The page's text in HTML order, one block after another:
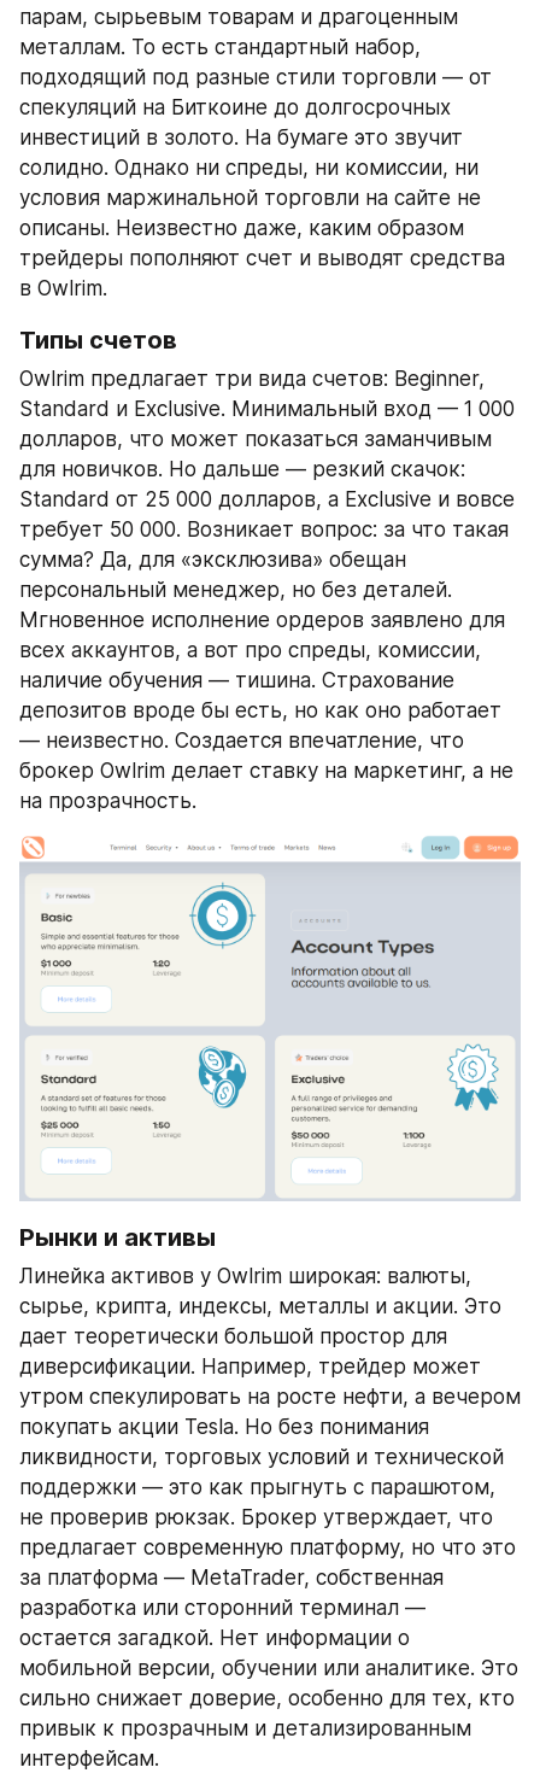
парам, сырьевым товарам и драгоценным
металлам. То есть стандартный набор,
подходящий под разные стили торговли — от
спекуляций на Биткоине до долгосрочных
инвестиций в золото. На бумаге это звучит
солидно. Однако ни спреды, ни комиссии, ни
условия маржинальной торговли на сайте не
описаны. Неизвестно даже, каким образом
трейдеры пополняют счет и выводят средства
в Owlrim.
Типы счетов
Owlrim предлагает три вида счетов: Beginner,
Standard и Exclusive. Минимальный вход — 1 000
долларов, что может показаться заманчивым
для новичков. Но дальше — резкий скачок:
Standard от 25 000 долларов, а Exclusive и вовсе
требует 50 000. Возникает вопрос: за что такая
сумма? Да, для «эксклюзива» обещан
персональный менеджер, но без деталей.
Мгновенное исполнение ордеров заявлено для
всех аккаунтов, а вот про спреды, комиссии,
наличие обучения — тишина. Страхование
депозитов вроде бы есть, но как оно работает
— неизвестно. Создается впечатление, что
брокер Owlrim делает ставку на маркетинг, а не
на прозрачность.
Рынки и активы
Линейка активов у Owlrim широкая: валюты,
сырье, крипта, индексы, металлы и акции. Это
дает теоретически большой простор для
диверсификации. Например, трейдер может
утром спекулировать на росте нефти, а вечером
покупать акции Tesla. Но без понимания
ликвидности, торговых условий и технической
поддержки — это как прыгнуть с парашютом,
не проверив рюкзак. Брокер утверждает, что
предлагает современную платформу, но что это
за платформа — MetaTrader, собственная
разработка или сторонний терминал —
остается загадкой. Нет информации о
мобильной версии, обучении или аналитике. Это
сильно снижает доверие, особенно для тех, кто
привык к прозрачным и детализированным
интерфейсам.